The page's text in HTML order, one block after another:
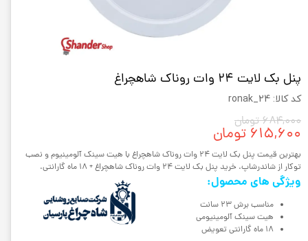
پنل بک لایت 24 وات روناک شاهچراغ
کد کالا: ronak_24
۶۸۴,۰۰۰ تومان
۶۱۵,۶۰۰ تومان
بهترین قیمت پنل بک لایت 24 وات روناک شاهچراغ با هیت سینک آلومینیوم و نصب
توکار از شاندرشاپ. خرید پنل بک لایت 24 وات روناک شاهچراغ + 18 ماه گارانتی.
ویژگی های محصول:
مناسب برش 23 سانت
هیت سینک آلومینیومی
18 ماه گارانتی تعویض